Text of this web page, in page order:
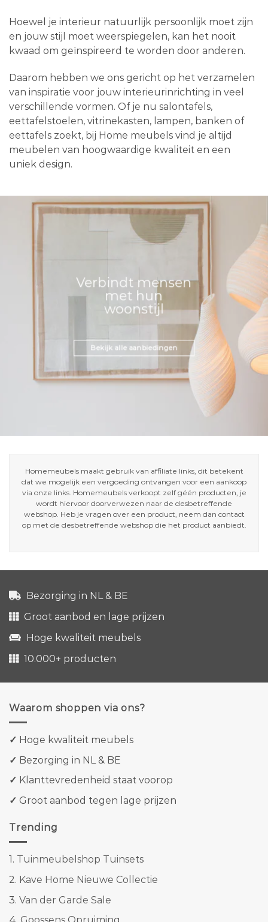
Hoewel je interieur natuurlijk persoonlijk moet zijn
en jouw stijl moet weerspiegelen, kan het nooit
kwaad om geïnspireerd te worden door anderen.
Daarom hebben we ons gericht op het verzamelen
van inspiratie voor jouw interieurinrichting in veel
verschillende vormen. Of je nu salontafels,
eettafelstoelen, vitrinekasten, lampen, banken of
eettafels zoekt, bij Home meubels vind je altijd
meubelen van hoogwaardige kwaliteit en een
uniek design.
Verbindt mensen
met hun
woonstijl
Bekijk alle aanbiedingen
Homemeubels maakt gebruik van affiliate links, dit betekent
dat we mogelijk een vergoeding ontvangen voor een aankoop
via onze links. Homemeubels verkoopt zelf géén producten, je
wordt hiervoor doorverwezen naar de desbetreffende
webshop. Heb je vragen over een product, neem dan contact
op met de desbetreffende webshop die het product aanbiedt.
Bezorging in NL & BE
Groot aanbod en lage prijzen
Hoge kwaliteit meubels
10.000+ producten
Waarom shoppen via ons?
✓ Hoge kwaliteit meubels
✓ Bezorging in NL & BE
✓ Klanttevredenheid staat voorop
✓ Groot aanbod tegen lage prijzen
Trending
1. Tuinmeubelshop Tuinsets
2. Kave Home Nieuwe Collectie
3. Van der Garde Sale